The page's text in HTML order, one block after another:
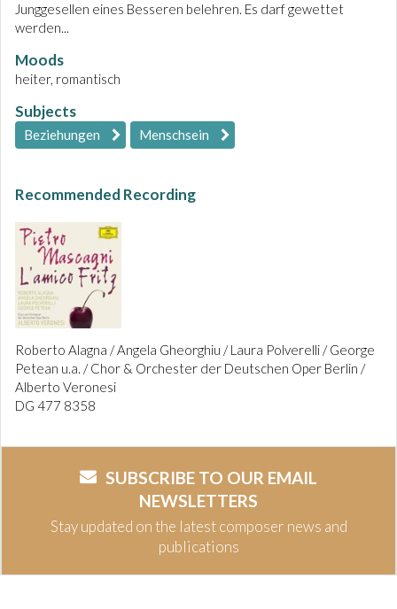
Junggesellen eines Besseren belehren. Es darf gewettet
werden...
Moods
heiter, romantisch
Subjects
Beziehungen Menschsein
Recommended Recording
Roberto Alagna / Angela Gheorghiu / Laura Polverelli / George
Petean u.a. / Chor & Orchester der Deutschen Oper Berlin /
Alberto Veronesi
DG 477 8358
SUBSCRIBE TO OUR EMAIL
NEWSLETTERS
Stay updated on the latest composer news and
publications